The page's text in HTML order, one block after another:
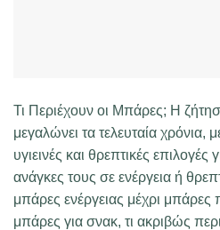
Τι Περιέχουν οι Μπάρες; Η
μεγαλώνει τα τελευταία χρόνια,
υγιεινές και θρεπτικές επιλογές
ανάγκες τους σε ενέργεια ή
μπάρες ενέργειας μέχρι μπάρες
μπάρες για σνακ, τι ακριβώς